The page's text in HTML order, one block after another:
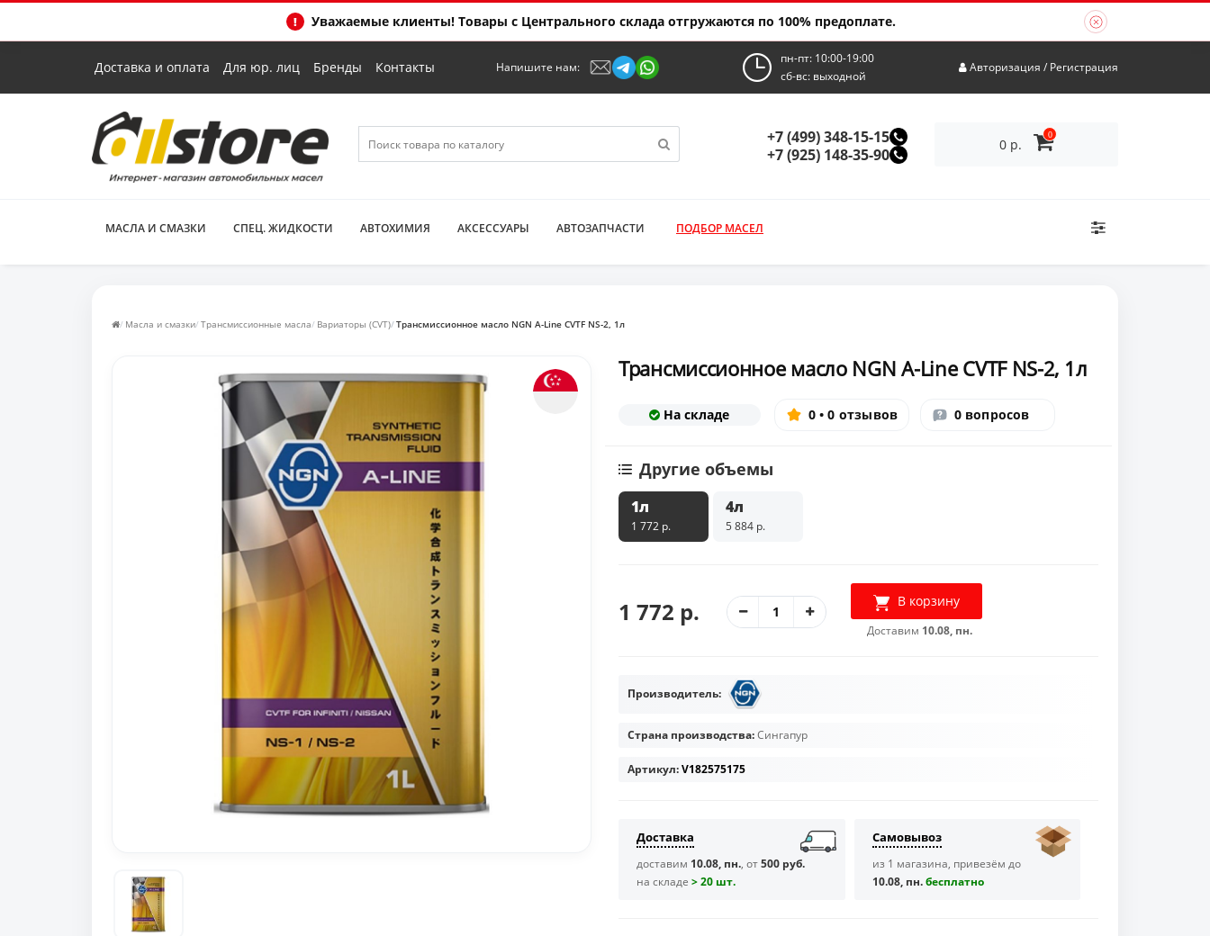
Уважаемые клиенты! Товары с Центрального склада отгружаются по 100% предоплате.
Доставка и оплата Для юр. лиц Бренды Контакты Напишите нам:
пн-пт: 10:00-19:00
сб-вс: выходной
Авторизация / Регистрация
+7 (499) 348-15-15
+7 (925) 148-35-90
0 р.
0
МАСЛА И СМАЗКИ СПЕЦ. ЖИДКОСТИ АВТОХИМИЯ АКСЕССУАРЫ АВТОЗАПЧАСТИ ПОДБОР МАСЕЛ
Масла и смазки Трансмиссионные масла Вариаторы (CVT) Трансмиссионное масло NGN A-Line CVTF NS-2, 1л
Трансмиссионное масло NGN A-Line CVTF NS-2, 1л
На складе 0 • 0 отзывов 0 вопросов
Другие объемы
1л
1 772 р.
4л
5 884 р.
1 772 р. В корзину
Доставим 10.08, пн.
Производитель:
Страна производства:Сингапур
Артикул:V182575175
Доставка
доставим 10.08, пн., от500 руб.
на складе > 20 шт.
Самовывоз
из 1 магазина, привезём до
10.08, пн.бесплaтно